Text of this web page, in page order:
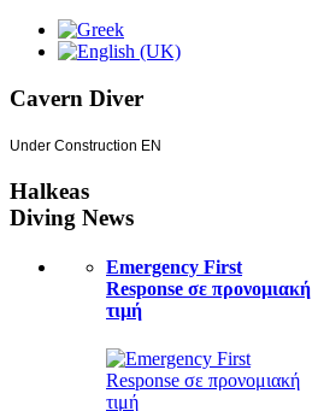
Cavern Diver
Under Construction EN
Halkeas
Diving News
Emergency First
Response σε προνομιακή
τιμή